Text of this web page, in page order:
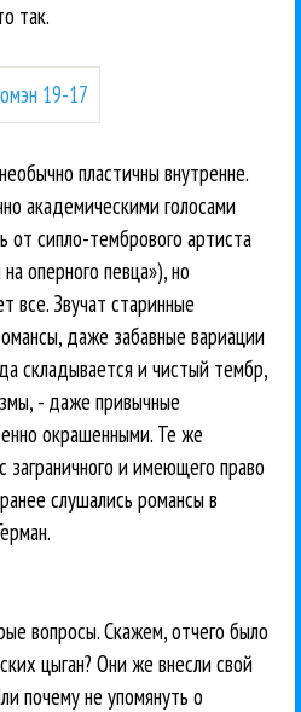
так.
пластичны внутренне.
академическими голосами
от сипло-тембрового артиста
оперного певца»), но
все. Звучат старинные
даже забавные вариации
складывается и чистый тембр,
- даже привычные
окрашенными. Те же
и имеющего право
слушались романсы в
вопросы. Скажем, отчего было
цыган? Они же внесли свой
почему не упомянуть о